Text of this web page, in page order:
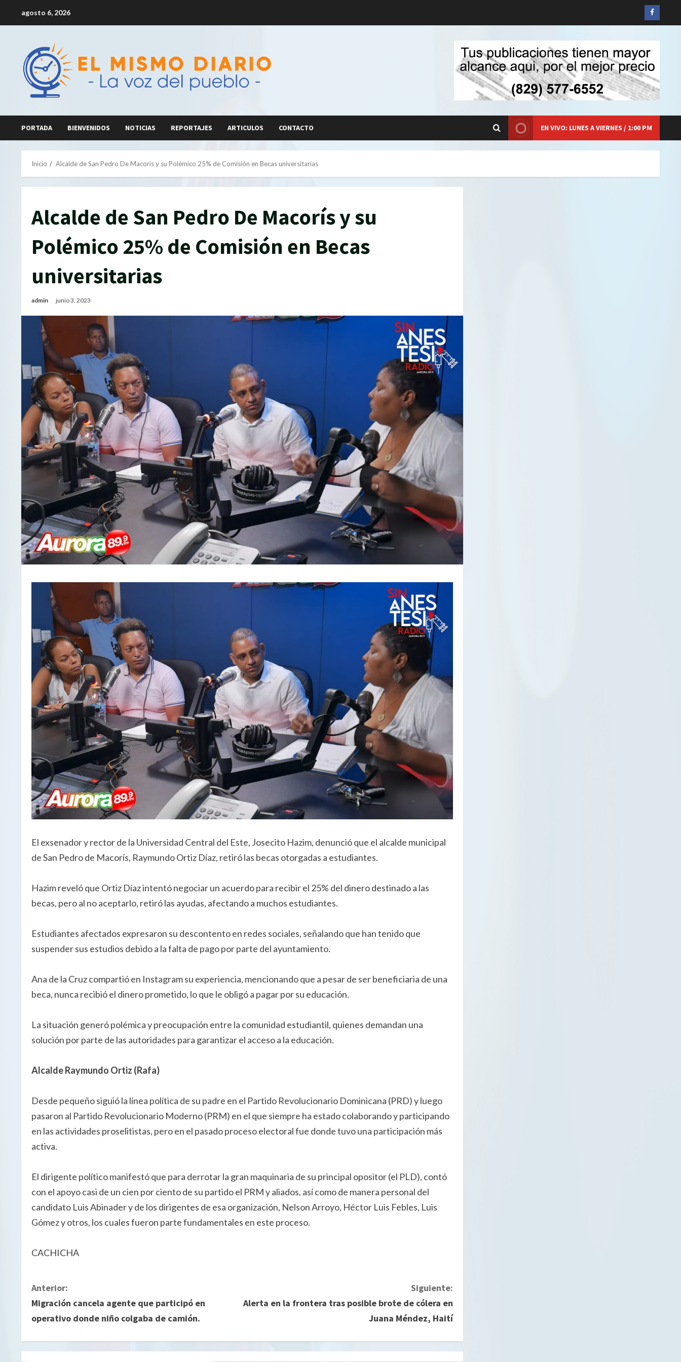
agosto 6, 2026
Siganos
en
PORTADA BIENVENIDOS NOTICIAS REPORTAJES ARTICULOS CONTACTO EN VIVO: LUNES A VIERNES / 1:00 PM
Inicio Alcalde de San Pedro De Macorís y su Polémico 25% de Comisión en Becas universitarias
Alcalde de San Pedro De Macorís y su
Polémico 25% de Comisión en Becas
universitarias
admin junio 3, 2023
El exsenador y rector de la Universidad Central del Este, Josecito Hazim, denunció que el alcalde municipal
de San Pedro de Macorís, Raymundo Ortiz Díaz, retiró las becas otorgadas a estudiantes.
Hazim reveló que Ortiz Díaz intentó negociar un acuerdo para recibir el 25% del dinero destinado a las
becas, pero al no aceptarlo, retiró las ayudas, afectando a muchos estudiantes.
Estudiantes afectados expresaron su descontento en redes sociales, señalando que han tenido que
suspender sus estudios debido a la falta de pago por parte del ayuntamiento.
Ana de la Cruz compartió en Instagram su experiencia, mencionando que a pesar de ser beneficiaria de una
beca, nunca recibió el dinero prometido, lo que le obligó a pagar por su educación.
La situación generó polémica y preocupación entre la comunidad estudiantil, quienes demandan una
solución por parte de las autoridades para garantizar el acceso a la educación.
Alcalde Raymundo Ortiz (Rafa)
Desde pequeño siguió la línea política de su padre en el Partido Revolucionario Dominicana (PRD) y luego
pasaron al Partido Revolucionario Moderno (PRM) en el que siempre ha estado colaborando y participando
en las actividades proselitistas, pero en el pasado proceso electoral fue donde tuvo una participación más
activa.
El dirigente político manifestó que para derrotar la gran maquinaria de su principal opositor (el PLD), contó
con el apoyo casi de un cien por ciento de su partido el PRM y aliados, así como de manera personal del
candidato Luis Abinader y de los dirigentes de esa organización, Nelson Arroyo, Héctor Luis Febles, Luis
Gómez y otros, los cuales fueron parte fundamentales en este proceso.
CACHICHA
S
i
u
Anterior:
Migración cancela agente que participó en
operativo donde niño colgaba de camión.
Siguiente:
Alerta en la frontera tras posible brote de cólera en
Juana Méndez, Haití